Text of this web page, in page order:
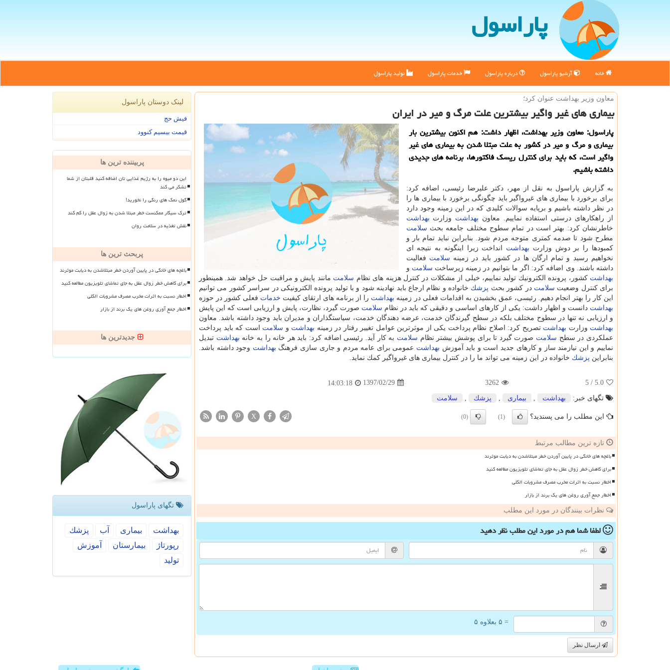
پاراسول
خانه آرشیو پاراسول درباره پاراسول خدمات پاراسول تولید پاراسول
معاون وزیر بهداشت عنوان كرد؛
بیماری های غیر واگیر بیشترین علت مرگ و میر در ایران
پاراسول: معاون وزیر بهداشت، اظهار داشت: هم اكنون بیشترین بار
بیماری و مرگ و میر در كشور به علت مبتلا شدن به بیماری های غیر
واگیر است، كه باید برای كنترل ریسك فاكتورها، برنامه های جدیدی
داشته باشیم.
به گزارش پاراسول به نقل از مهر، دكتر علیرضا رئیسی، اضافه كرد:
برای برخورد با بیماری های غیرواگیر باید چگونگی برخورد با بیماری ها را
در نظر داشته باشیم و برپایه سوالات كلیدی كه در این زمینه وجود دارد
از راهكارهای درستی استفاده نماییم. معاون بهداشت وزارت بهداشت
خاطرنشان كرد: بهتر است در تمام سطوح مختلف جامعه بحث سلامت
مطرح شود تا صدمه كمتری متوجه مردم شود. بنابراین نباید تمام بار و
كمبودها را بر دوش وزارت بهداشت انداخت زیرا اینگونه به نتیجه ای
نخواهیم رسید و تمام ارگان ها در كشور باید در زمینه سلامت فعالیت
داشته باشند. وی اضافه كرد: اگر ما بتوانیم در زمینه زیرساخت سلامت و
بهداشت كشور، پرونده الكترونیك تولید نماییم، خیلی از مشكلات در كنترل هزینه های نظام سلامت مانند پایش و مراقبت حل خواهد شد. همینطور
برای كنترل وضعیت سلامت در كشور بحث پزشك خانواده و نظام ارجاع باید نهادینه شود و با تولید پرونده الكترونیكی در سراسر كشور می توانیم
این كار را بهتر انجام دهیم. رئیسی، عمق بخشیدن به اقدامات فعلی در زمینه بهداشت را از برنامه های ارتقای كیفیت خدمات فعلی كشور در حوزه
بهداشت دانست و اظهار داشت: یكی از كارهای اساسی و دقیقی كه باید در نظام سلامت صورت گیرد، نظارت، پایش و ارزیابی است كه این پایش
و ارزیابی نه تنها در سطوح مختلف بلكه در سطح گیرندگان خدمت، عرضه دهندگان خدمت، سیاستگذاران و مدیران باید وجود داشته باشد. معاون
بهداشت وزارت بهداشت تصریح كرد: اصلاح نظام پرداخت یكی از موثرترین عوامل تغییر رفتار در زمینه بهداشت و سلامت است كه باید پرداخت
عملكردی در سطح سلامت صورت گیرد تا برای پوشش بیشتر نظام سلامت به كار آید. رئیسی اضافه كرد: باید هر خانه را به خانه بهداشت تبدیل
نماییم و این نیازمند ساز و كارهای جدید است و باید آموزش بهداشت عمومی برای عامه مردم و جاری سازی فرهنگ بهداشت وجود داشته باشد.
بنابراین پزشك خانواده در این زمینه می تواند ما را در كنترل بیماری های غیرواگیر كمك نماید.
5.0
/ 5
3262
1397/02/29
14:03:18
تگهای خبر:
بهداشت بیماری پزشك سلامت
این مطلب را می پسندید؟ (1)
(0)
X
تازه ترین مطالب مرتبط
باغچه های خانگی در پایین آوردن خطر مبتلاشدن به دیابت موثرند
برای کاهش خطر زوال عقل به جای تماشای تلویزیون مطالعه کنید
اخطار نسبت به اثرات مخرب مصرف مشروبات الکلی
اخطار جمع آوری روغن های یک برند از بازار
نظرات بینندگان در مورد این مطلب
لطفا شما همدر مورد این مطلبنظر دهید
= ۵ بعلاوه ۵
ارسال نظر
لینک دوستان پاراسول
فیش حج
قیمت بیسیم کنوود
پربیننده ترین ها
این دو میوه را به رژیم غذایی تان اضافه کنید قلبتان از شما
تشکر می کند
گول نمک های رنگی را نخورید!
ترک سیگار ممکنست خطر مبتلا شدن به زوال عقل را کم کند
نقش تغذیه در سلامت روان
پربحث ترین ها
باغچه های خانگی در پایین آوردن خطر مبتلاشدن به دیابت موثرند
برای کاهش خطر زوال عقل به جای تماشای تلویزیون مطالعه کنید
اخطار نسبت به اثرات مخرب مصرف مشروبات الکلی
اخطار جمع آوری روغن های یک برند از بازار
جدیدترین ها
تگهای پاراسول
بهداشت بیماری آب
پزشك
رپورتاژ
بیمارستان
آموزش
تولید